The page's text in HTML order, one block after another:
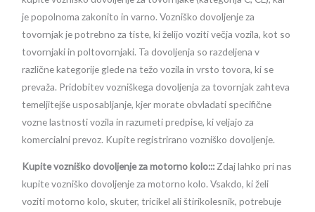
je popolnoma zakonito in varno. Vozniško dovoljenje za
tovornjak je potrebno za tiste, ki želijo voziti večja vozila, kot so
tovornjaki in poltovornjaki. Ta dovoljenja so razdeljena v
različne kategorije glede na težo vozila in vrsto tovora, ki se
prevaža. Pridobitev vozniškega dovoljenja za tovornjak zahteva
temeljitejše usposabljanje, kjer morate obvladati specifične
vozne lastnosti vozila in razumeti predpise, ki veljajo za
komercialni prevoz. Kupite registrirano vozniško dovoljenje.
Kupite vozniško dovoljenje za motorno kolo::: Zdaj lahko pri nas
kupite vozniško dovoljenje za motorno kolo. Vsakdo, ki želi
voziti motorno kolo, skuter, tricikel ali štirikolesnik, potrebuje